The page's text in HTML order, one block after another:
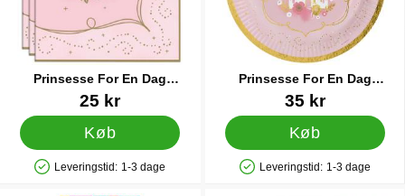
Prinsesse For En Dag
Servietter
Varenr 3627825 kr
Køb
Produkttilgængelighed: På lager
Leveringstid: 1-3 dage
Prinsesse For En Dag
Paptallerkener
Varenr 4117235 kr
Køb
Produkttilgængelighed: På lager
Leveringstid: 1-3 dage